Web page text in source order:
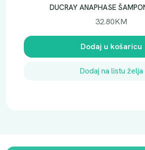
DUCRAY ANAPHASE
32.80KM
Dodaj u košaricu
Dodaj na listu želja